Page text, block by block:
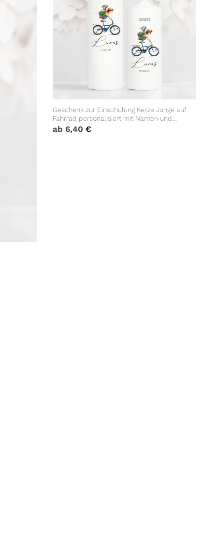
Geschenk zur Einschulung Kerze Junge auf
Fahrrad personalisiert mit Namen und
Datum anpassbares Einschulungsgeschenk
Jungen
ab 6,40 €